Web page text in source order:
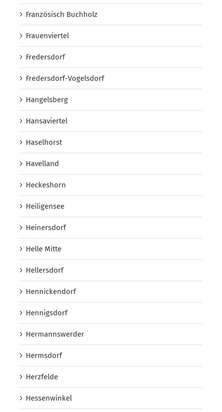
Französisch Buchholz
Frauenviertel
Fredersdorf
Fredersdorf-Vogelsdorf
Hangelsberg
Hansaviertel
Haselhorst
Havelland
Heckeshorn
Heiligensee
Heinersdorf
Helle Mitte
Hellersdorf
Hennickendorf
Hennigsdorf
Hermannswerder
Hermsdorf
Herzfelde
Hessenwinkel